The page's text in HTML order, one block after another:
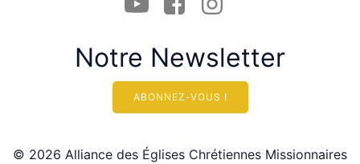
Notre Newsletter
ABONNEZ-VOUS !
© 2026 Alliance des Églises Chrétiennes Missionnaires